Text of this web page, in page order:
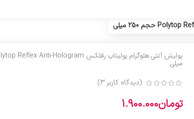
میلی
(دیدگاه کاربر 3
)
تومان1.900.000